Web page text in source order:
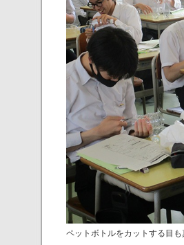
ペットボトルをカットする目も